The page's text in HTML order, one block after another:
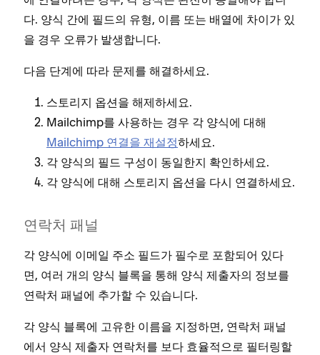
다. 양식 간에 필드의 유형, 이름 또는 배열에 차이가 있
을 경우 오류가 발생합니다.
다음 단계에 따라 문제를 해결하세요.
스토리지 옵션을 해제하세요.
Mailchimp를 사용하는 경우 각 양식에 대해
Mailchimp 연결을 재설정하세요.
각 양식의 필드 구성이 동일한지 확인하세요.
각 양식에 대해 스토리지 옵션을 다시 연결하세요.
연락처 패널
각 양식에 이메일 주소 필드가 필수로 포함되어 있다
면, 여러 개의 양식 블록을 통해 양식 제출자의 정보를
연락처 패널에 추가할 수 있습니다.
각 양식 블록에 고유한 이름을 지정하면, 연락처 패널
에서 양식 제출자 연락처를 보다 효율적으로 필터링할